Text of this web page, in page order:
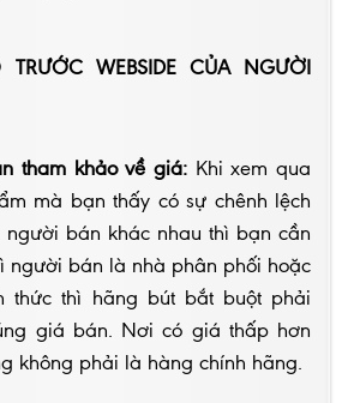
WEBSIDE CỦA NGƯỜI
tham khảo về giá: Khi xem qua
mà bạn thấy có sự chênh lệch
bán khác nhau thì bạn cần
người bán là nhà phân phối hoặc
thức thì hãng bút bắt buột phải
giá bán. Nơi có giá thấp hơn
không phải là hàng chính hãng.